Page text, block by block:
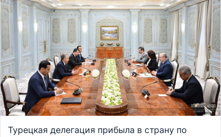
Турецкая делегация прибыла в страну по